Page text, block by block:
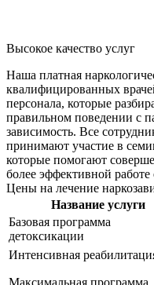
Высокое качество услуг
Наша платная
квалифицированных
персонала, которые
правильном поведении с
зависимость. Все
принимают участие в
которые помогают
более эффективной
Цены на лечение
Название услуги
Базовая программа
детоксикации
Интенсивная
Максимальная программа